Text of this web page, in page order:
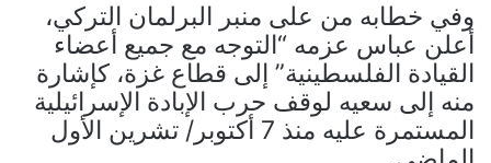
وفي خطابه من على منبر البرلمان التركي،
أعلن عباس عزمه “التوجه مع جميع أعضاء
القيادة الفلسطينية” إلى قطاع غزة، كإشارة
منه إلى سعيه لوقف حرب الإبادة الإسرائيلية
المستمرة عليه منذ 7 أكتوبر/ تشرين الأول